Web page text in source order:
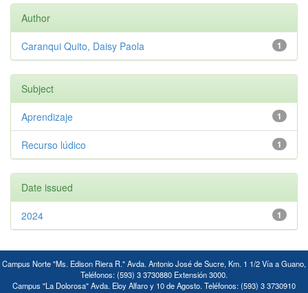
Author
1
Caranqui Quito, Daisy Paola
Subject
1
Aprendizaje
1
Recurso lúdico
Date issued
1
2024
Campus Norte "Ms. Edison Riera R." Avda. Antonio José de Sucre, Km. 1 1/2 Vía a Guano,
Teléfonos: (593) 3 3730880 Extensión 3000.
Campus "La Dolorosa" Avda. Eloy Alfaro y 10 de Agosto. Teléfonos: (593) 3 3730910